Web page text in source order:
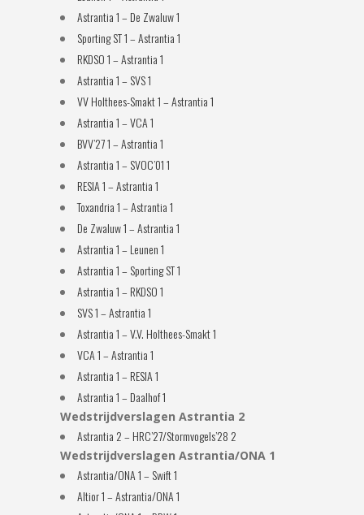
Astrantia 1 – De Zwaluw 1
Sporting ST 1 – Astrantia 1
RKDSO 1 – Astrantia 1
Astrantia 1 – SVS 1
VV Holthees-Smakt 1 – Astrantia 1
Astrantia 1 – VCA 1
BVV’27 1 – Astrantia 1
Astrantia 1 – SVOC’01 1
RESIA 1 – Astrantia 1
Toxandria 1 – Astrantia 1
De Zwaluw 1 – Astrantia 1
Astrantia 1 – Leunen 1
Astrantia 1 – Sporting ST 1
Astrantia 1 – RKDSO 1
SVS 1 – Astrantia 1
Astrantia 1 – V.V. Holthees-Smakt 1
VCA 1 – Astrantia 1
Astrantia 1 – RESIA 1
Astrantia 1 – Daalhof 1
Wedstrijdverslagen Astrantia 2
Astrantia 2 – HRC’27/Stormvogels’28 2
Wedstrijdverslagen Astrantia/ONA 1
Astrantia/ONA 1 – Swift 1
Altior 1 – Astrantia/ONA 1